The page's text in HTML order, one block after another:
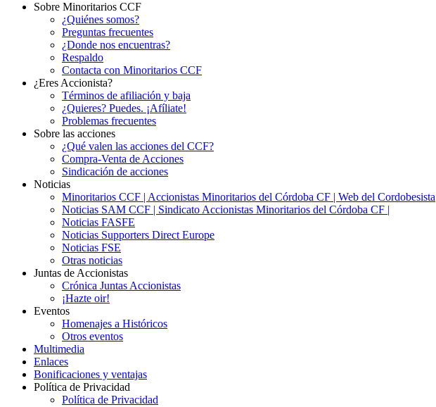
Sobre Minoritarios CCF
¿Quiénes somos?
Preguntas frecuentes
¿Donde nos encuentras?
Respaldo
Contacta con Minoritarios CCF
¿Eres Accionista?
Términos de afiliación y baja
¿Quieres? Puedes. ¡Afíliate!
Problemas frecuentes
Sobre las acciones
¿Qué valen las acciones del CCF?
Compra-Venta de Acciones
Sindicación de acciones
Noticias
Minoritarios CCF | Accionistas Minoritarios del Córdoba CF | Web del Cordobesista
Noticias SAM CCF | Sindicato Accionistas Minoritarios del Córdoba CF |
Noticias FASFE
Noticias Supporters Direct Europe
Noticias FSE
Otras noticias
Juntas de Accionistas
Crónica Juntas Accionistas
¡Hazte oir!
Eventos
Homenajes a Históricos
Otros eventos
Multimedia
Enlaces
Bonificaciones y ventajas
Política de Privacidad
Política de Privacidad